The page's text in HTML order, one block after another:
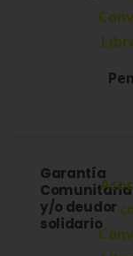
Garantía
Comunitaria
y/o deudor
solidario